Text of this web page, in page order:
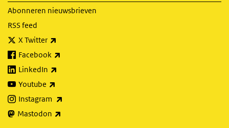
Abonneren nieuwsbrieven
RSS feed
X Twitter
Facebook
LinkedIn
Youtube
Instagram
Mastodon